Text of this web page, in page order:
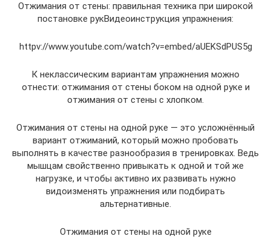
Отжимания от стены: правильная техника при широкой
постановке рукВидеоинструкция упражнения:
httpv://www.youtube.com/watch?v=embed/aUEKSdPUS5g
К неклассическим вариантам упражнения можно
отнести: отжимания от стены боком на одной руке и
отжимания от стены с хлопком.
Отжимания от стены на одной руке — это усложнённый
вариант отжиманий, который можно пробовать
выполнять в качестве разнообразия в тренировках. Ведь
мышцам свойственно привыкать к одной и той же
нагрузке, и чтобы активно их развивать нужно
видоизменять упражнения или подбирать
альтернативные.
Отжимания от стены на одной руке